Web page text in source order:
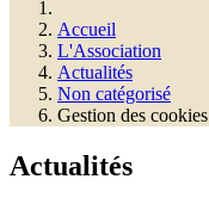
Accueil
L'Association
Actualités
Non catégorisé
Gestion des cookies
Actualités